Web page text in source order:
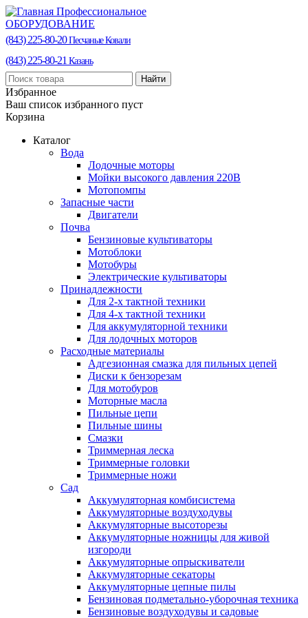
Профессиональное
ОБОРУДОВАНИЕ
(843) 225-80-20Песчаные Ковали
(843) 225-80-21 Казань
Найти
Избранное
Ваш список избранного пуст
Корзина
Каталог
Вода
Лодочные моторы
Мойки высокого давления 220В
Мотопомпы
Запасные части
Двигатели
Почва
Бензиновые культиваторы
Мотоблоки
Мотобуры
Электрические культиваторы
Принадлежности
Для 2-х тактной техники
Для 4-х тактной техники
Для аккумуляторной техники
Для лодочных моторов
Расходные материалы
Адгезионная смазка для пильных цепей
Диски к бензорезам
Для мотобуров
Моторные масла
Пильные цепи
Пильные шины
Смазки
Триммерная леска
Триммерные головки
Триммерные ножи
Сад
Аккумуляторная комбисистема
Аккумуляторные воздуходувы
Аккумуляторные высоторезы
Аккумуляторные ножницы для живой
изгороди
Аккумуляторные опрыскиватели
Аккумуляторные секаторы
Аккумуляторные цепные пилы
Бензиновая подметально-уборочная техника
Бензиновые воздуходувы и садовые